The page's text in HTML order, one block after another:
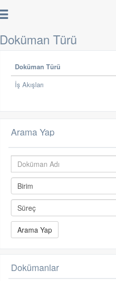
Doküman Türü
Doküman Türü
İş Akışları
Arama Yap
Birim
Süreç
Dokümanlar